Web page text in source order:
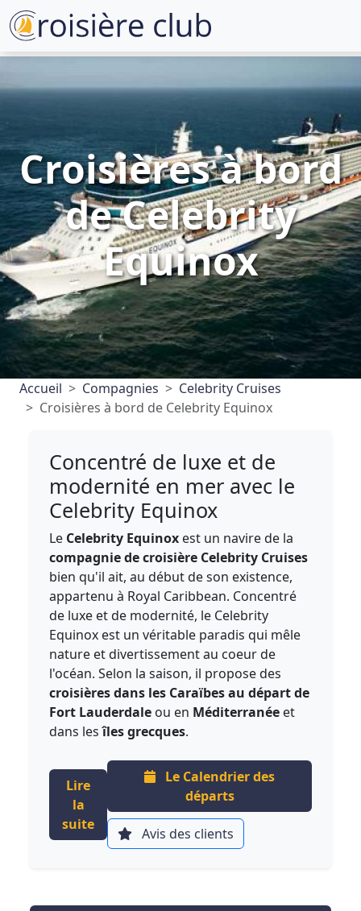
Croisières à bord
de Celebrity
Equinox
Accueil Compagnies
Celebrity Cruises
Croisières à bord de Celebrity Equinox
Concentré de luxe et de
modernité en mer avec le
Celebrity Equinox
Le Celebrity Equinox est un navire de la
compagnie de croisière Celebrity Cruises
bien qu'il ait, au début de son existence,
appartenu à Royal Caribbean. Concentré
de luxe et de modernité, le Celebrity
Equinox est un véritable paradis qui mêle
nature et divertissement au coeur de
l'océan. Selon la saison, il propose des
croisières dans les Caraïbes au départ de
Fort Lauderdale ou en Méditerranée et
dans lesîles grecques.
Lire
la
suite
Le Calendrier des
départs
Avis des clients